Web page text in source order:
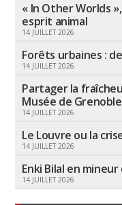
« In Other Worlds
esprit animal
14 JUILLET 2026
Forêts urbaines :
14 JUILLET 2026
Partager la
Musée de Grenoble
14 JUILLET 2026
Le Louvre ou la
14 JUILLET 2026
Enki Bilal en
14 JUILLET 2026